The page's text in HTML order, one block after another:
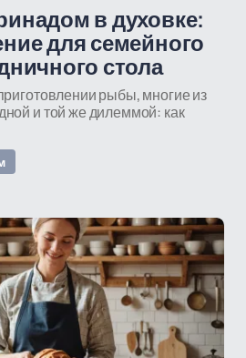
в духовке:
для семейного
стола
рыбы, многие из
и той же дилеммой: как